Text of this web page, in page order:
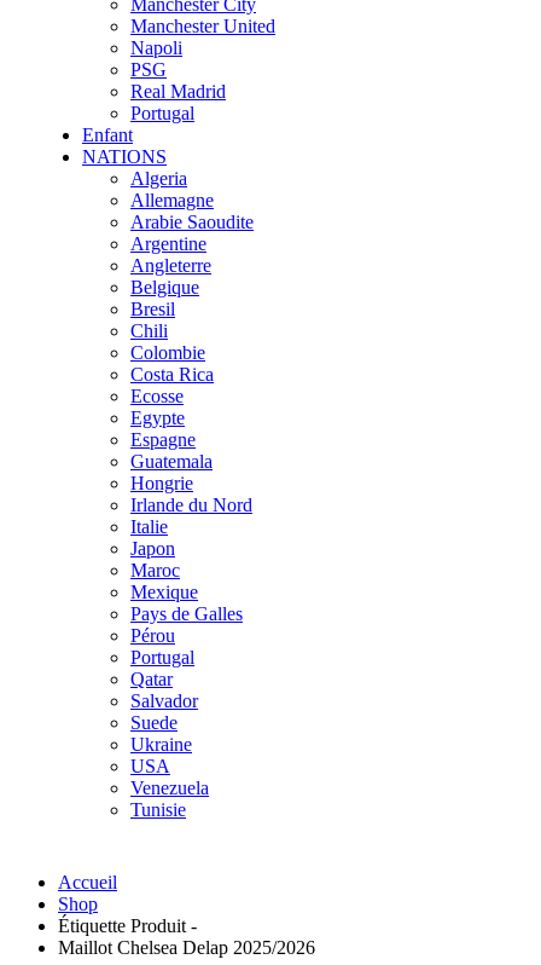
Manchester City
Manchester United
Napoli
PSG
Real Madrid
Portugal
Enfant
NATIONS
Algeria
Allemagne
Arabie Saoudite
Argentine
Angleterre
Belgique
Bresil
Chili
Colombie
Costa Rica
Ecosse
Egypte
Espagne
Guatemala
Hongrie
Irlande du Nord
Italie
Japon
Maroc
Mexique
Pays de Galles
Pérou
Portugal
Qatar
Salvador
Suede
Ukraine
USA
Venezuela
Tunisie
Accueil
Shop
Étiquette Produit -
Maillot Chelsea Delap 2025/2026